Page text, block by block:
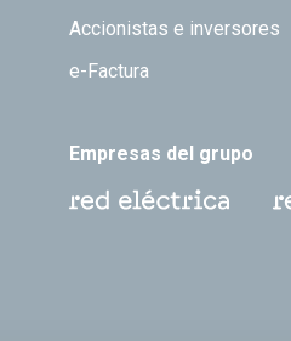
Accionistas e inversores
e-Factura
Empresas del grupo